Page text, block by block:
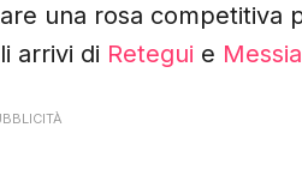
una rosa competitiva
arrivi di Retegui e